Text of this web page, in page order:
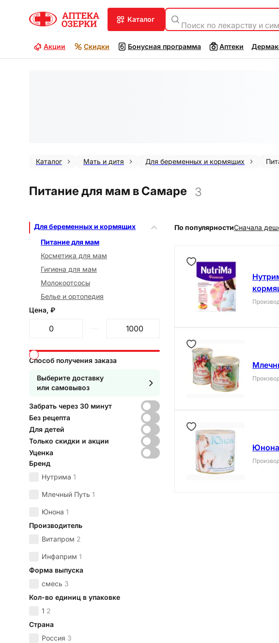
каталог
Поиск по лекарству и
Акции Скидки Бонусная программа Аптеки
Каталог Мать и дитя Для беременных и кормящих
Питание для мам в Самаре 3
Для беременных и кормящих
Питание для мам
Косметика для мам
Гигиена для мам
Молокоотсосы
Белье и ортопедия
Цена, ₽
Способ получения заказа
Выберите доставку
или самовывоз
Забрать через 30 минут
Без рецепта
Для детей
Только скидки и акции
Уценка
Бренд
Нутрима 1
Млечный Путь 1
Юнона 1
Производитель
Витапром 2
Инфаприм 1
Форма выпуска
смесь 3
Кол-во единиц в упаковке
1 2
Страна
Россия 3
По популярностиCначала